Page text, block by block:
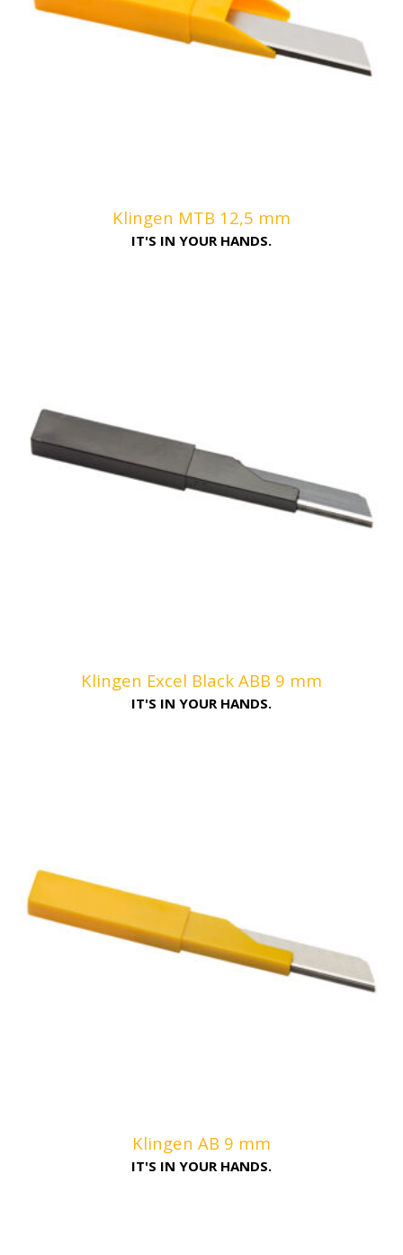
Klingen MTB 12,5 mm
IT'S IN YOUR HANDS.
Klingen Excel Black ABB 9 mm
IT'S IN YOUR HANDS.
Klingen AB 9 mm
IT'S IN YOUR HANDS.